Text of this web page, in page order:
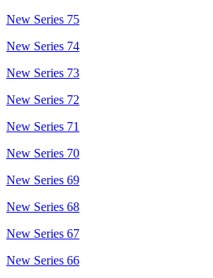
New Series 75
New Series 74
New Series 73
New Series 72
New Series 71
New Series 70
New Series 69
New Series 68
New Series 67
New Series 66